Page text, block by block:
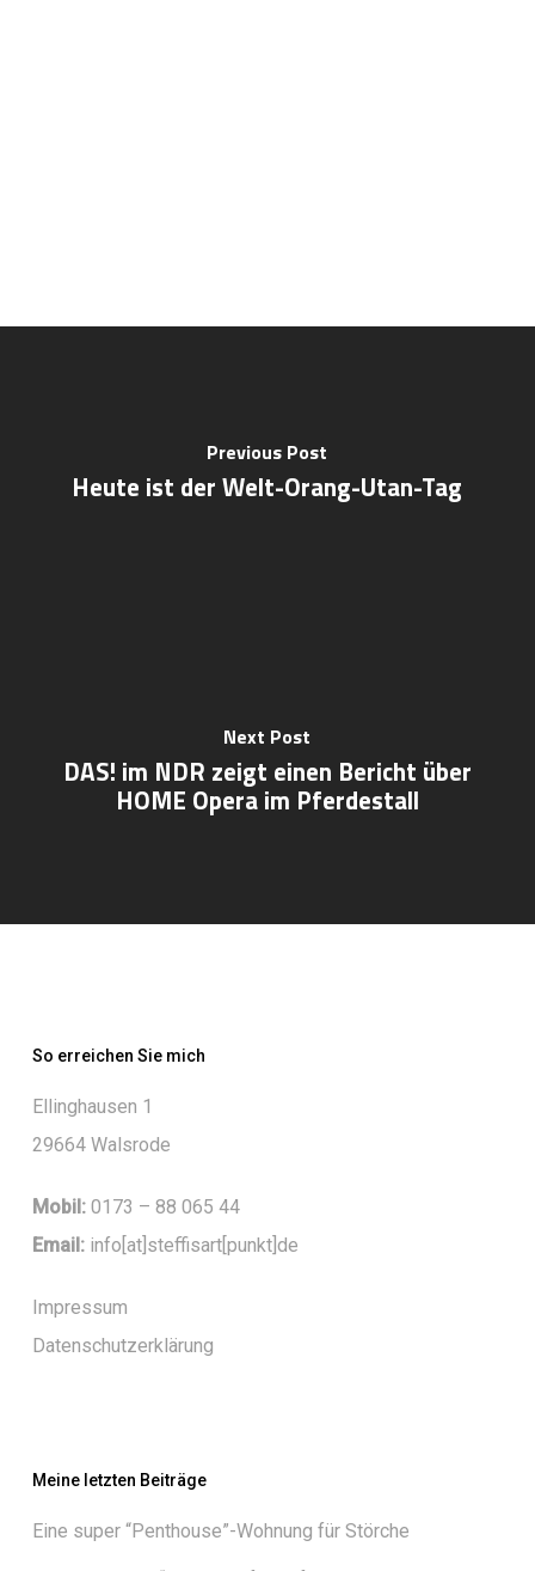
Previous Post
Heute ist der Welt-Orang-Utan-Tag
Next Post
DAS! im NDR zeigt einen Bericht über
HOME Opera im Pferdestall
So erreichen Sie mich
Ellinghausen 1
29664 Walsrode
Mobil:0173 – 88 065 44
Email:info[at]steffisart[punkt]de
Impressum
Datenschutzerklärung
Meine letzten Beiträge
Eine super “Penthouse”-Wohnung für Störche